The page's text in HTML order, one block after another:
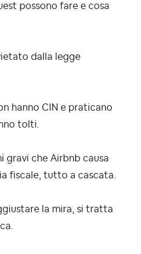
possono fare e cosa
dalla legge
hanno CIN e praticano
tolti.
gravi che Airbnb causa
fiscale, tutto a cascata.
la mira, si tratta